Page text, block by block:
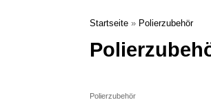
Startseite » Polierzubehör
Polierzubehör